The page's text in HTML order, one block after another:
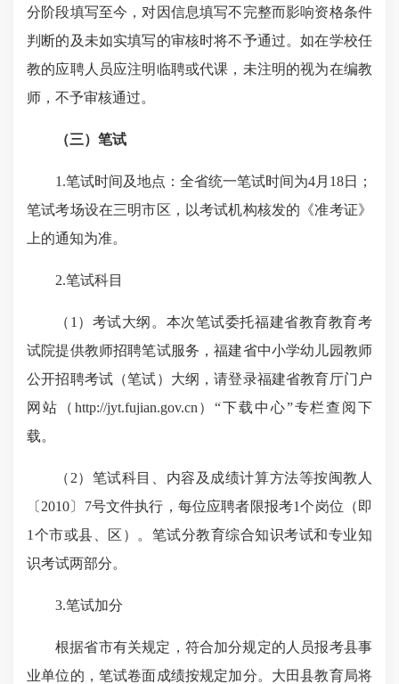
分阶段填写至今，对因信息填写不完整而影响资格条件
判断的及未如实填写的审核时将不予通过。如在学校任
教的应聘人员应注明临聘或代课，未注明的视为在编教
师，不予审核通过。
（三）笔试
1.笔试时间及地点：全省统一笔试时间为4月 18日；
笔试考场设在三明市区，以考试机构核发的《准考证》
上的通知为准。
2.笔试科目
（ 1 ）考试大纲。本次笔试委托福建省教育教育考
试院提供教师招聘笔试服务，福建省中小学幼儿园教师
公开招聘考试（笔试）大纲，请登录福建省教育厅门户
网站（ http://jyt.fujian.gov.cn ）“下载中心”专栏查阅下
载。
（ 2）笔试科目、内容及成绩计算方法等按闽教人
〔 2010〕 7号文件执行，每位应聘者限报考1个岗位（即
1 个市或县、区）。笔试分教育综合知识考试和专业知
识考试两部分。
3.笔试加分
根据省市有关规定，符合加分规定的人员报考县事
业单位的，笔试卷面成绩按规定加分。大田县教育局将